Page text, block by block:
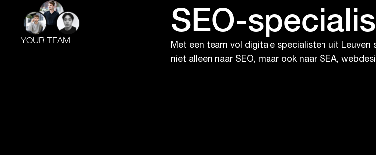
YOUR TEAM
SEO-
Met een team vol digitale specialisten uit
niet alleen naar SEO, maar ook naar SEA,